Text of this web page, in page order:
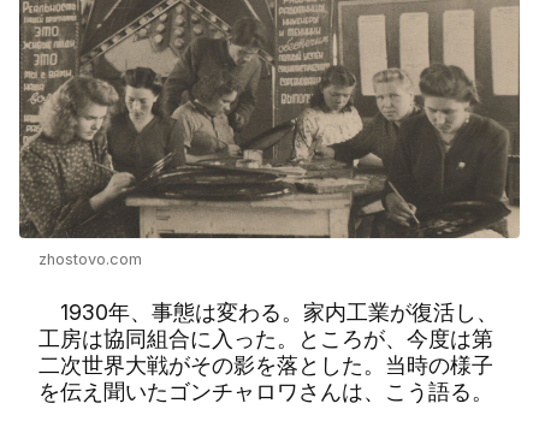
zhostovo.com
1930年、事態は変わる。家内工業が復活し、
工房は協同組合に入った。ところが、今度は第
二次世界大戦がその影を落とした。当時の様子
を伝え聞いたゴンチャロワさんは、こう語る。